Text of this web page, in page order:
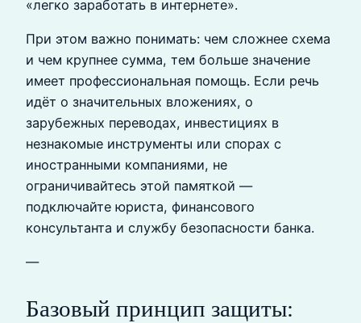
«легко заработать в интернете».
При этом важно понимать: чем сложнее схема
и чем крупнее сумма, тем больше значение
имеет профессиональная помощь. Если речь
идёт о значительных вложениях, о
зарубежных переводах, инвестициях в
незнакомые инструменты или спорах с
иностранными компаниями, не
ограничивайтесь этой памяткой —
подключайте юриста, финансового
консультанта и службу безопасности банка.
—
Базовый принцип защиты: